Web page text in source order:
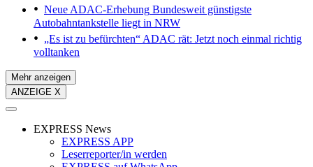
Neue ADAC-Erhebung Bundesweit günstigste
Autobahntankstelle liegt in NRW
„Es ist zu befürchten“ ADAC rät: Jetzt noch einmal richtig
volltanken
Mehr anzeigen
ANZEIGE X
EXPRESS News
EXPRESS APP
Leserreporter/in werden